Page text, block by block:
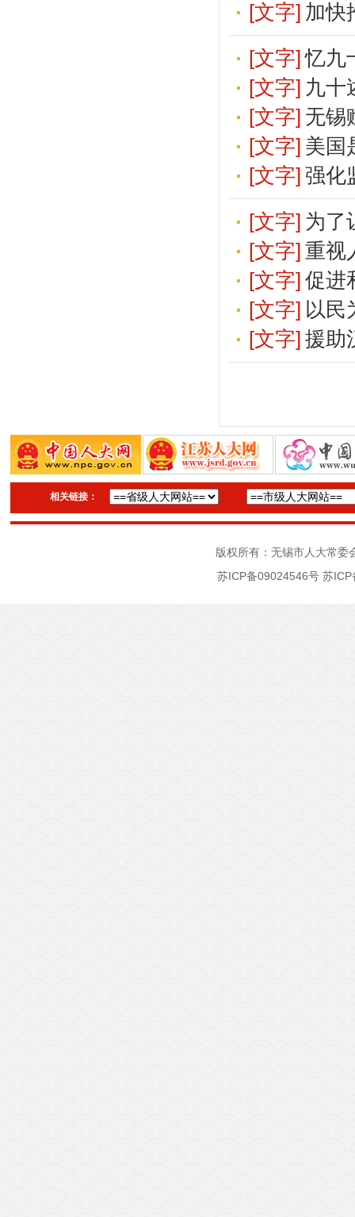
[文字] 加快
[文字] 忆九
[文字] 九十
[文字] 无锡
[文字] 美国
[文字] 强化
[文字] 为了
[文字] 重视
[文字] 促进
[文字] 以民
[文字] 援助
相关链接：
版权所有：无锡市人大常
苏ICP备09024546号 苏ICP